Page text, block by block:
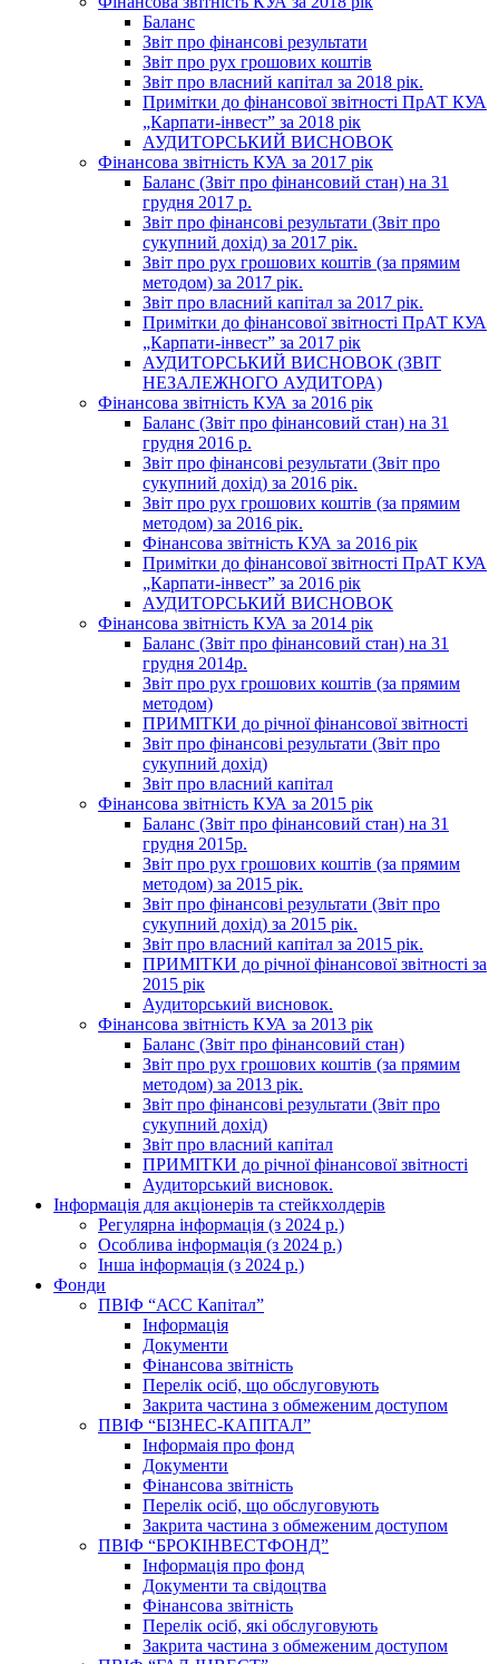
Баланс
Звіт про фінансові результати
Звіт про рух грошових коштів
Звіт про власний капітал за 2018 рік.
Примітки до фінансової звітності ПрАТ КУА
„Карпати-інвест” за 2018 рік
АУДИТОРСЬКИЙ ВИСНОВОК
Фінансова звітність КУА за 2017 рік
Баланс (Звіт про фінансовий стан) на 31
грудня 2017 р.
Звіт про фінансові результати (Звіт про
сукупний дохід) за 2017 рік.
Звіт про рух грошових коштів (за прямим
методом) за 2017 рік.
Звіт про власний капітал за 2017 рік.
Примітки до фінансової звітності ПрАТ КУА
„Карпати-інвест” за 2017 рік
АУДИТОРСЬКИЙ ВИСНОВОК (ЗВІТ
НЕЗАЛЕЖНОГО АУДИТОРА)
Фінансова звітність КУА за 2016 рік
Баланс (Звіт про фінансовий стан) на 31
грудня 2016 р.
Звіт про фінансові результати (Звіт про
сукупний дохід) за 2016 рік.
Звіт про рух грошових коштів (за прямим
методом) за 2016 рік.
Фінансова звітність КУА за 2016 рік
Примітки до фінансової звітності ПрАТ КУА
„Карпати-інвест” за 2016 рік
АУДИТОРСЬКИЙ ВИСНОВОК
Фінансова звітність КУА за 2014 рік
Баланс (Звіт про фінансовий стан) на 31
грудня 2014р.
Звіт про рух грошових коштів (за прямим
методом)
ПРИМІТКИ до річної фінансової звітності
Звіт про фінансові результати (Звіт про
сукупний дохід)
Звіт про власний капітал
Фінансова звітність КУА за 2015 рік
Баланс (Звіт про фінансовий стан) на 31
грудня 2015р.
Звіт про рух грошових коштів (за прямим
методом) за 2015 рік.
Звіт про фінансові результати (Звіт про
сукупний дохід) за 2015 рік.
Звіт про власний капітал за 2015 рік.
ПРИМІТКИ до річної фінансової звітності за
2015 рік
Аудиторський висновок.
Фінансова звітність КУА за 2013 рік
Баланс (Звіт про фінансовий стан)
Звіт про рух грошових коштів (за прямим
методом) за 2013 рік.
Звіт про фінансові результати (Звіт про
сукупний дохід)
Звіт про власний капітал
ПРИМІТКИ до річної фінансової звітності
Аудиторський висновок.
Інформація для акціонерів та стейкхолдерів
Регулярна інформація (з 2024 р.)
Особлива інформація (з 2024 р.)
Інша інформація (з 2024 р.)
Фонди
ПВІФ “АСС Капітал”
Інформація
Документи
Фінансова звітність
Перелік осіб, що обслуговують
Закрита частина з обмеженим доступом
ПВІФ “БІЗНЕС-КАПІТАЛ”
Інформаія про фонд
Документи
Фінансова звітність
Перелік осіб, що обслуговують
Закрита частина з обмеженим доступом
ПВІФ “БРОКІНВЕСТФОНД”
Інформація про фонд
Документи та свідоцтва
Фінансова звітність
Перелік осіб, які обслуговують
Закрита частина з обмеженим доступом